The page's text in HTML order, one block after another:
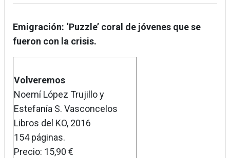
Emigración: ‘Puzzle’ coral de jóvenes que se
fueron con la crisis.
Volveremos
Noemí López Trujillo y
Estefanía S. Vasconcelos
Libros del KO, 2016
154 páginas.
Precio: 15,90 €